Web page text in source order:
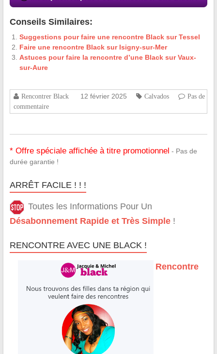
Conseils Similaires:
Suggestions pour faire une rencontre Black sur Tessel
Faire une rencontre Black sur Isigny-sur-Mer
Astuces pour faire la rencontre d’une Black sur Vaux-
sur-Aure
Rencontrer Black 12 février 2025 Calvados
Pas de
commentaire
* Offre spéciale affichée à titre promotionnel - Pas de
durée garantie !
ARRÊT FACILE ! ! !
Toutes les Informations Pour Un
Désabonnement Rapide et Très Simple!
RENCONTRE AVEC UNE BLACK !
Rencontre